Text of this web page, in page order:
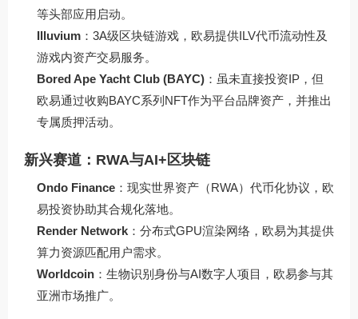
等头部应用启动。
Illuvium ：3A级区块链游戏，欧易提供ILV代币流动性及
游戏内资产交易服务。
Bored Ape Yacht Club (BAYC) ：虽未直接投资IP，但
欧易通过收购BAYC系列NFT作为平台品牌资产，并推出
专属质押活动。
新兴赛道：RWA与AI+区块链
Ondo Finance ：现实世界资产（RWA）代币化协议，欧
易投资协助其合规化落地。
Render Network ：分布式GPU渲染网络，欧易为其提供
算力资源匹配用户需求。
Worldcoin ：生物识别身份与AI数字人项目，欧易参与其
亚洲市场推广。